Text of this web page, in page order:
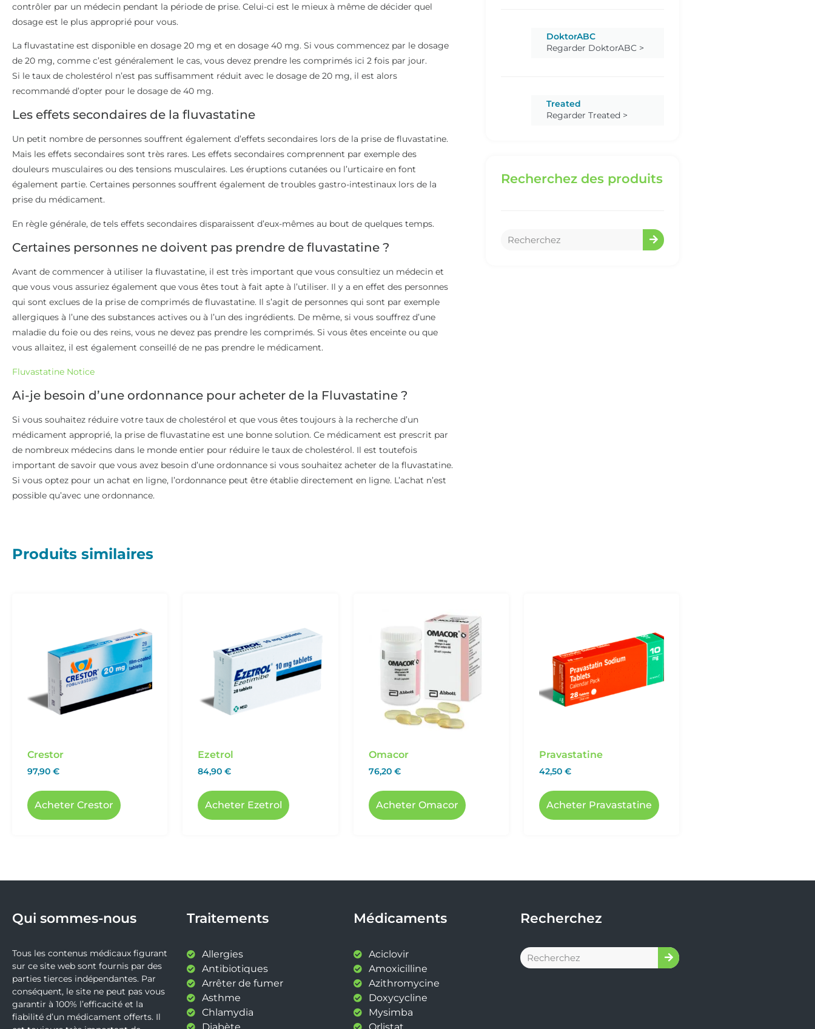
contrôler par un médecin pendant la période de prise. Celui-ci est le mieux à même de décider quel
dosage est le plus approprié pour vous.
La fluvastatine est disponible en dosage 20 mg et en dosage 40 mg. Si vous commencez par le dosage
de 20 mg, comme c’est généralement le cas, vous devez prendre les comprimés ici 2 fois par jour.
Si le taux de cholestérol n’est pas suffisamment réduit avec le dosage de 20 mg, il est alors
recommandé d’opter pour le dosage de 40 mg.
Les effets secondaires de la fluvastatine
Un petit nombre de personnes souffrent également d’effets secondaires lors de la prise de fluvastatine.
Mais les effets secondaires sont très rares. Les effets secondaires comprennent par exemple des
douleurs musculaires ou des tensions musculaires. Les éruptions cutanées ou l’urticaire en font
également partie. Certaines personnes souffrent également de troubles gastro-intestinaux lors de la
prise du médicament.
En règle générale, de tels effets secondaires disparaissent d’eux-mêmes au bout de quelques temps.
Certaines personnes ne doivent pas prendre de fluvastatine ?
Avant de commencer à utiliser la fluvastatine, il est très important que vous consultiez un médecin et
que vous vous assuriez également que vous êtes tout à fait apte à l’utiliser. Il y a en effet des personnes
qui sont exclues de la prise de comprimés de fluvastatine. Il s’agit de personnes qui sont par exemple
allergiques à l’une des substances actives ou à l’un des ingrédients. De même, si vous souffrez d’une
maladie du foie ou des reins, vous ne devez pas prendre les comprimés. Si vous êtes enceinte ou que
vous allaitez, il est également conseillé de ne pas prendre le médicament.
Fluvastatine Notice
Ai-je besoin d’une ordonnance pour acheter de la Fluvastatine ?
Si vous souhaitez réduire votre taux de cholestérol et que vous êtes toujours à la recherche d’un
médicament approprié, la prise de fluvastatine est une bonne solution. Ce médicament est prescrit par
de nombreux médecins dans le monde entier pour réduire le taux de cholestérol. Il est toutefois
important de savoir que vous avez besoin d’une ordonnance si vous souhaitez acheter de la fluvastatine.
Si vous optez pour un achat en ligne, l’ordonnance peut être établie directement en ligne. L’achat n’est
possible qu’avec une ordonnance.
DoktorABC
Regarder DoktorABC >
Treated
Regarder Treated >
Recherchez des produits
Produits similaires
Crestor
97,90 €
Acheter Crestor
Ezetrol
84,90€
Acheter Ezetrol
Omacor
76,20 €
Acheter Omacor
Pravastatine
42,50 €
Acheter Pravastatine
Qui sommes-nous
Tous les contenus médicaux figurant
sur ce site web sont fournis par des
parties tierces indépendantes. Par
conséquent, le site ne peut pas vous
garantir à 100% l’efficacité et la
fiabilité d’un médicament offerts. Il
Traitements
Allergies
Antibiotiques
Arrêter de fumer
Asthme
Chlamydia
Médicaments
Aciclovir
Amoxicilline
Azithromycine
Doxycycline
Mysimba
Recherchez